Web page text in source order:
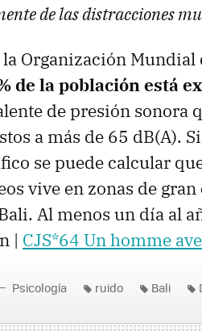
de las distracciones
la Organización
de la población está
de presión sonora
a más de 65 dB(A).
se puede calcular
vive en zonas de
Al menos un día al
| CJS*64 Un homme
Psicología ruido Bali